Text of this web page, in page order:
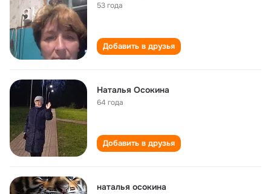
53 года
Добавить в друзья
Наталья Осокина
64 года
Добавить в друзья
наталья осокина